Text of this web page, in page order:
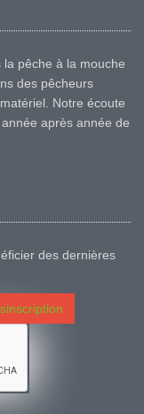
pêche à la mouche
des pêcheurs
Notre écoute
après année de
des dernières